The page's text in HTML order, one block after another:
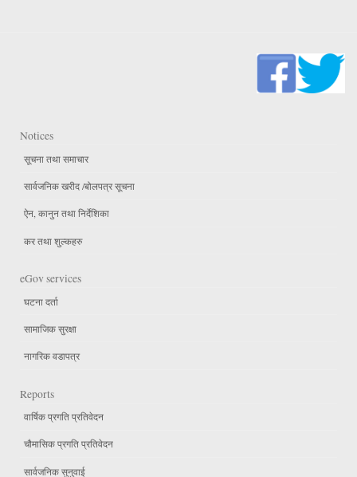
Notices
सूचना तथा समाचार
सार्वजनिक खरीद /बोलपत्र सूचना
ऐन, कानुन तथा निर्देशिका
कर तथा शुल्कहरु
eGov services
घटना दर्ता
सामाजिक सुरक्षा
नागरिक वडापत्र
Reports
वार्षिक प्रगति प्रतिवेदन
चौमासिक प्रगति प्रतिवेदन
सार्वजनिक सुनुवाई